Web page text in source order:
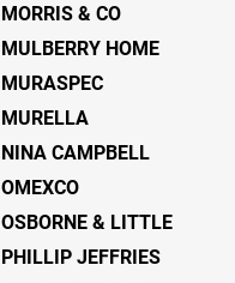
MORRIS & CO
MULBERRY HOME
MURASPEC
MURELLA
NINA CAMPBELL
OMEXCO
OSBORNE & LITTLE
PHILLIP JEFFRIES